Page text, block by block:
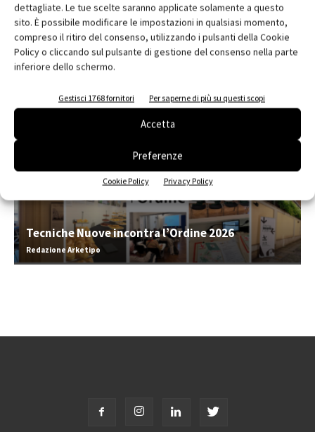
dettagliate. Le tue scelte saranno applicate solamente a questo
sito. È possibile modificare le impostazioni in qualsiasi momento,
compreso il ritiro del consenso, utilizzando i pulsanti della Cookie
Policy o cliccando sul pulsante di gestione del consenso nella parte
inferiore dello schermo.
Gestisci 1768 fornitori Per saperne di più su questi scopi
Accetta
Preferenze
Cookie Policy Privacy Policy
Iscriviti alla newsletter
EVENTI
Tecniche Nuove incontra l’Ordine 2026
Redazione Arketipo